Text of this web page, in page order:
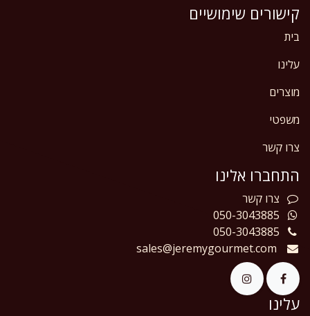
קישורים שימושיים
בית
עלינו
מוצרים
משפטי
צרו קשר
התחברו אלינו
צרו קשר
050-3043885
050-3043885
sales@jeremygourmet.com
עלינו